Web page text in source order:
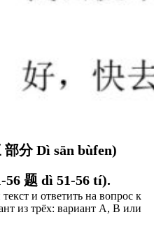
部分 Dì sān bùfen)
56 题 dì 51-56 tí).
и ответить на вопрос к
из трёх: вариант А, В или